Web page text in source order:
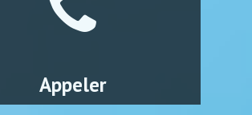
Appeler